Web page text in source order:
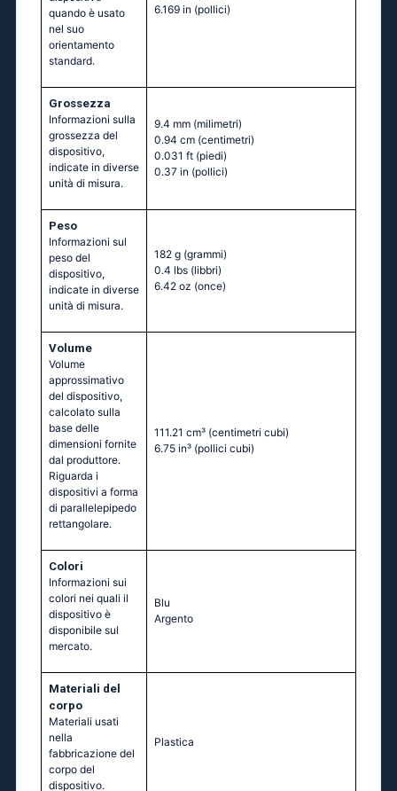
quando è usato
nel suo
orientamento
standard.
6.169 in (pollici)
Grossezza
Informazioni sulla
grossezza del
dispositivo,
indicate in diverse
unità di misura.
9.4 mm (milimetri)
0.94 cm (centimetri)
0.031 ft (piedi)
0.37 in (pollici)
Peso
Informazioni sul
peso del
dispositivo,
indicate in diverse
unità di misura.
182 g (grammi)
0.4 lbs (libbri)
6.42 oz (once)
Volume
Volume
approssimativo
del dispositivo,
calcolato sulla
base delle
dimensioni fornite
dal produttore.
Riguarda i
dispositivi a forma
di parallelepipedo
rettangolare.
111.21 cm³ (centimetri cubi)
6.75 in³ (pollici cubi)
Colori
Informazioni sui
colori nei quali il
dispositivo è
disponibile sul
mercato.
Blu
Argento
Materiali del
corpo
Materiali usati
nella
fabbricazione del
corpo del
dispositivo.
Plastica